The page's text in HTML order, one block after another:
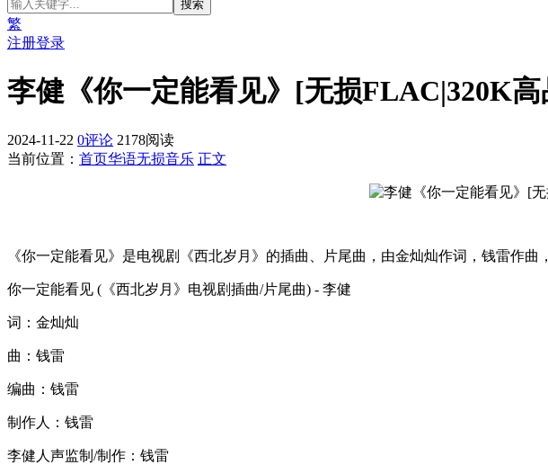
繁
注册登录
李健《你一定能看见》[无损FLAC|320K
2024-11-22 0评论 2178阅读
当前位置： 首页华语无损音乐 正文
《你一定能看见》是电视剧《西北岁月》的插曲、片尾曲，由金灿灿作词，钱雷作曲，
你一定能看见 (《西北岁月》电视剧插曲/片尾曲) - 李健
词：金灿灿
曲：钱雷
编曲：钱雷
制作人：钱雷
李健人声监制/制作：钱雷